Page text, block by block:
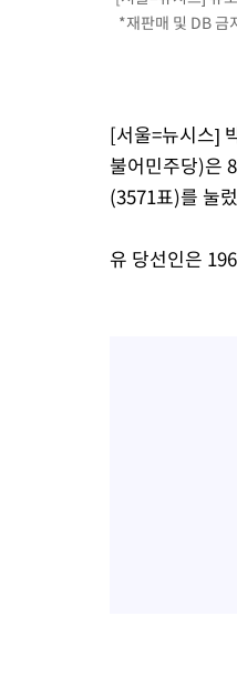
*재판매 및 DB 금
[서울=뉴시스]
불어민주당)은
(3571표)를 눌
유 당선인은